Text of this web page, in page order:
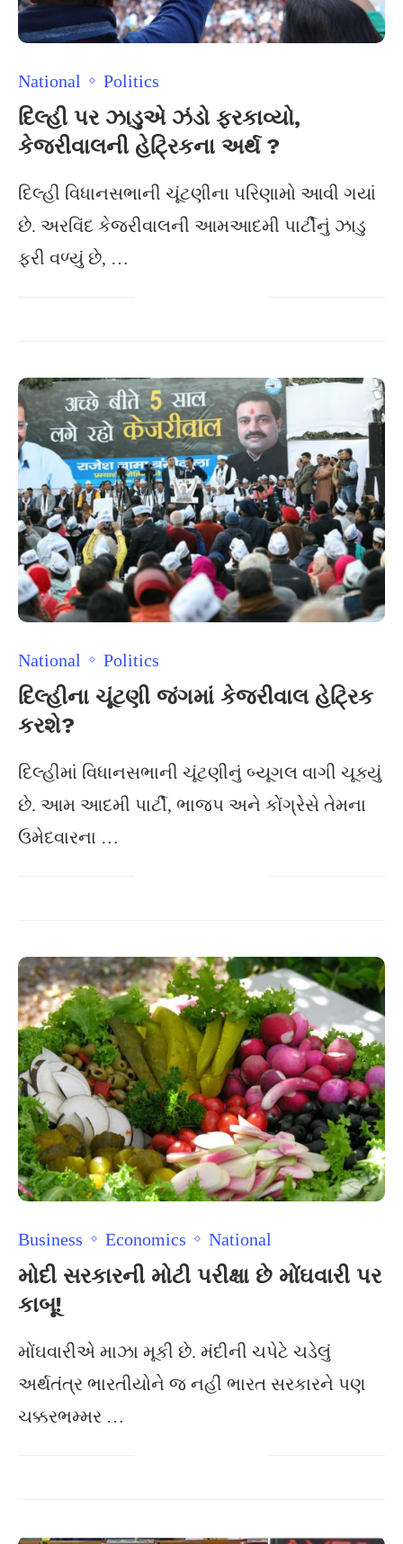
National Politics
દિલ્હી પર ઝાડુએ ઝંડો ફરકાવ્યો,
કેજરીવાલની હેટ્રિકના અર્થ ?
દિલ્હી વિધાનસભાની ચૂંટણીના પરિણામો આવી ગયાં
છે. અરવિંદ કેજરીવાલની આમઆદમી પાર્ટીનું ઝાડુ
ફરી વળ્યું છે, …
National Politics
દિલ્હીના ચૂંટણી જંગમાં કેજરીવાલ હેટ્રિક
કરશે?
દિલ્હીમાં વિધાનસભાની ચૂંટણીનું બ્યૂગલ વાગી ચૂક્યું
છે. આમ આદમી પાર્ટી, ભાજપ અને કોંગ્રેસે તેમના
ઉમેદવારના …
Business Economics National
મોદી સરકારની મોટી પરીક્ષા છે મોંઘવારી પર
કાબૂ!
મોંઘવારીએ માઝા મૂકી છે. મંદીની ચપેટે ચડેલું
અર્થતંત્ર ભારતીયોને જ નહીં ભારત સરકારને પણ
ચક્કરભમ્મર …